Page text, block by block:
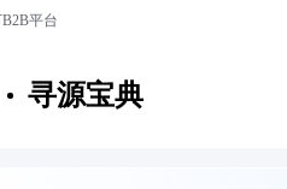
平台
寻源宝典